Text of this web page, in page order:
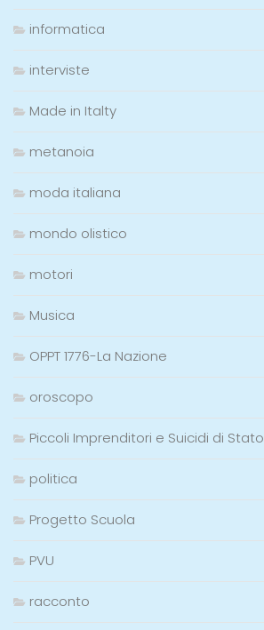
informatica
interviste
Made in Italty
metanoia
moda italiana
mondo olistico
motori
Musica
OPPT 1776-La Nazione
oroscopo
Piccoli Imprenditori e Suicidi di Stato
politica
Progetto Scuola
PVU
racconto